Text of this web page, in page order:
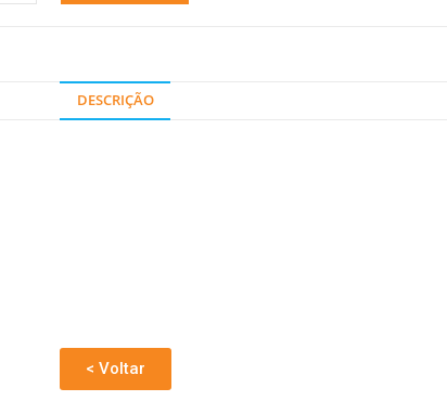
DESCRIÇÃO
< Voltar